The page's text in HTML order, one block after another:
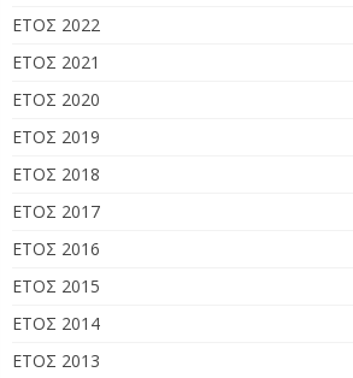
ΕΤΟΣ 2022
ΕΤΟΣ 2021
ΕΤΟΣ 2020
ΕΤΟΣ 2019
ΕΤΟΣ 2018
ΕΤΟΣ 2017
ΕΤΟΣ 2016
ΕΤΟΣ 2015
ΕΤΟΣ 2014
ΕΤΟΣ 2013